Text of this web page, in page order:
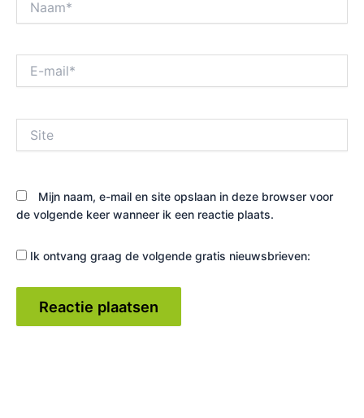
mail*
Mijn naam, e-mail en site opslaan in deze browser voor
de volgende keer wanneer ik een reactie plaats.
Ik ontvang graag de volgende gratis nieuwsbrieven: